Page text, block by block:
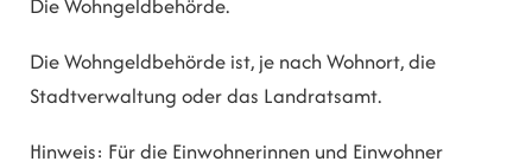
Die Wohngeldbehörde ist, je nach Wohnort, die
Stadtverwaltung oder das Landratsamt.
Hinweis: Für die Einwohnerinnen und Einwohner